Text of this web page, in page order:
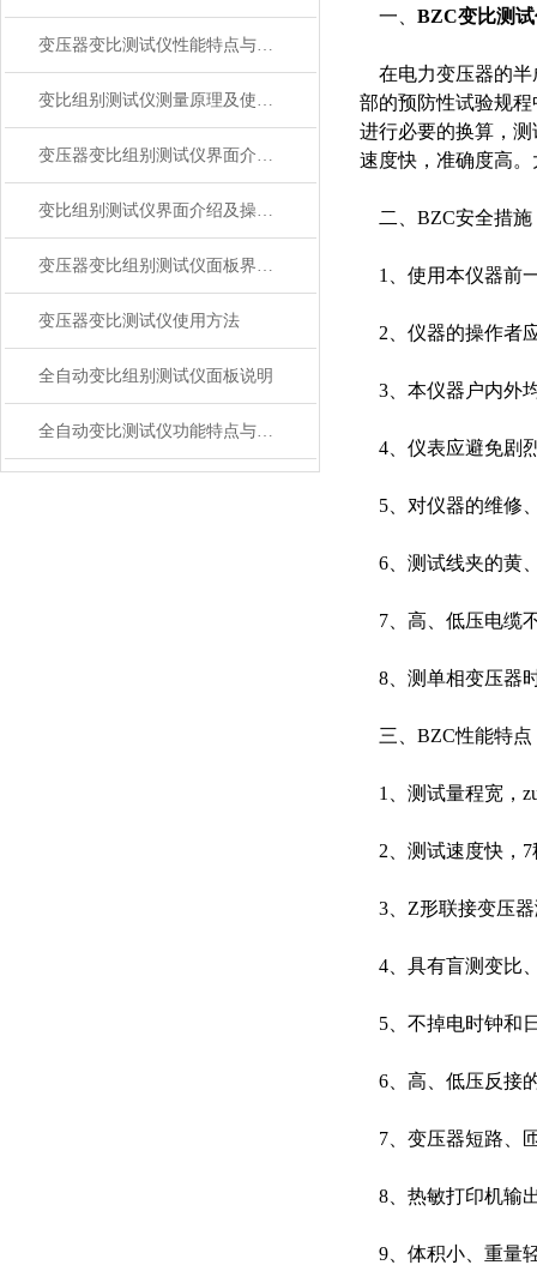
变压器变比测试仪性能特点与技术参数
变比组别测试仪测量原理及使用注意事项
变压器变比组别测试仪界面介绍及操作方法
变比组别测试仪界面介绍及操作方法
变压器变比组别测试仪面板界面操作说明
变压器变比测试仪使用方法
全自动变比组别测试仪面板说明
全自动变比测试仪功能特点与技术参数
一、 BZC变比测
在电力变压器的半
部的预防性试验规
进行必要的换算，
速度快，准确度高
二、BZC安全措施
1、使用本仪器前
2、仪器的操作者
3、本仪器户内外
4、仪表应避免剧
5、对仪器的维修
6、测试线夹的黄
7、高、低压电缆
8、测单相变压器
三、BZC性能特点
1、测试量程宽，
2、测试速度快，7
3、Z形联接变压器
4、具有盲测变比
5、不掉电时钟和
6、高、低压反接
7、变压器短路、
8、热敏打印机输
9、体积小、重量